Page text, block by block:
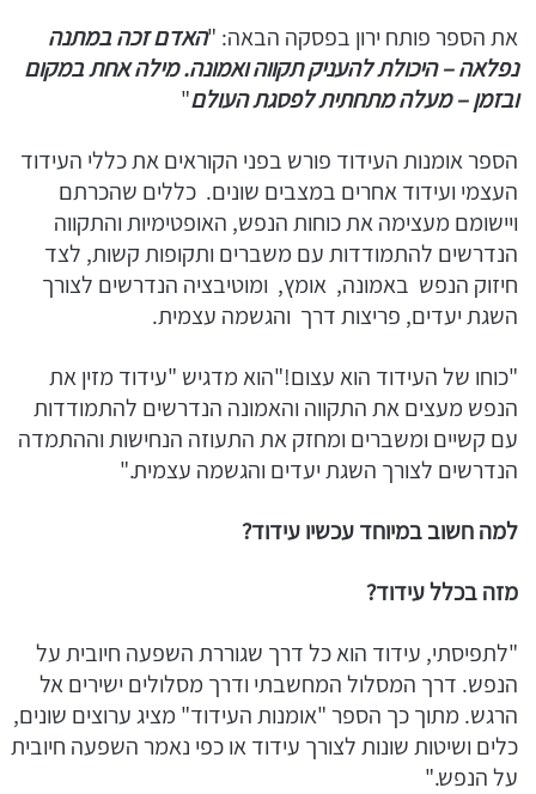
את הספר פותח ירון בפסקה הבאה: "האדם זכה במתנה
נפלאה – היכולת להעניק תקווה ואמונה.מילה אחת במקום
ובזמן – מעלה מתחתית לפסגת העולם"
הספר אומנות העידוד פורש בפני הקוראים את כללי העידוד
העצמי ועידוד אחרים במצבים שונים. כללים שהכרתם
ויישומם מעצימה את כוחות הנפש, האופטימיות והתקווה
הנדרשים להתמודדות עם משברים ותקופות קשות, לצד
חיזוק הנפש באמונה, אומץ, ומוטיבציה הנדרשים לצורך
השגת יעדים, פריצות דרך והגשמה עצמית.
"כוחו של העידוד הוא עצום!"הוא מדגיש "עידוד מזין את
הנפש מעצים את התקווה והאמונה הנדרשים להתמודדות
עם קשיים ומשברים ומחזק את התעוזה הנחישות וההתמדה
הנדרשים לצורך השגת יעדים והגשמה עצמית."
למה חשוב במיוחד עכשיו עידוד?
מזה בכלל עידוד?
"לתפיסתי, עידוד הוא כל דרך שגוררת השפעה חיובית על
הנפש. דרך המסלול המחשבתי ודרך מסלולים ישירים אל
הרגש. מתוך כך הספר "אומנות העידוד" מציג ערוצים שונים,
כלים ושיטות שונות לצורך עידוד או כפי נאמר השפעה חיובית
על הנפש."